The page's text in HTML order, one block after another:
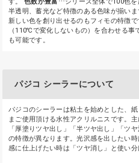
半透明、蓄光など特徴のある色味が揃い
新しい色を創り出せるのもフィモの特徴
（110℃で変化しないもの）を合わせる
も可能です。
パジコ シーラーについて
パジコのシーラーは粘土を始めとした、
まご使用頂ける水性アクリルニスです。
「厚塗りツヤ出し」「半ツヤ出し」「ツ
の特徴が異なります。光沢感を出したい
感に仕上げたい時は「ツヤ消し」と使い分